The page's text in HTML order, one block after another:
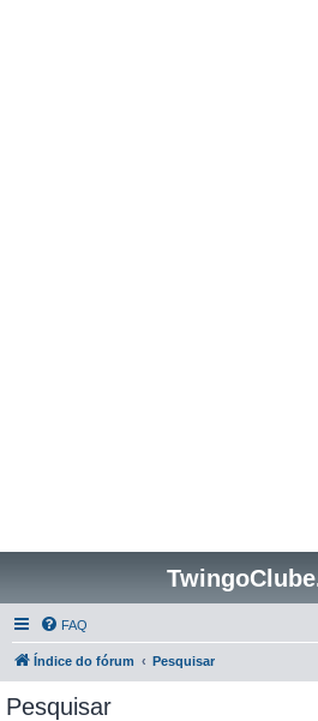
FAQ
Índice do fórum Pesquisar
Pesquisar